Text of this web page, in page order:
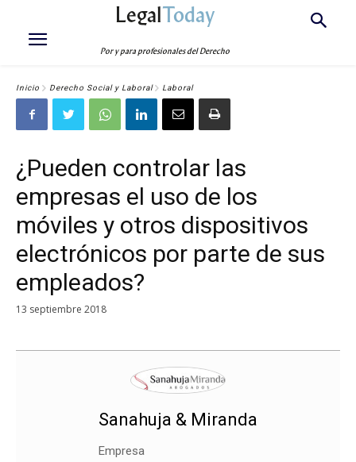
LegalToday
Por y para profesionales del Derecho
Inicio Derecho Social y Laboral Laboral
¿Pueden controlar las
empresas el uso de los
móviles y otros dispositivos
electrónicos por parte de sus
empleados?
13 septiembre 2018
Sanahuja & Miranda
Empresa